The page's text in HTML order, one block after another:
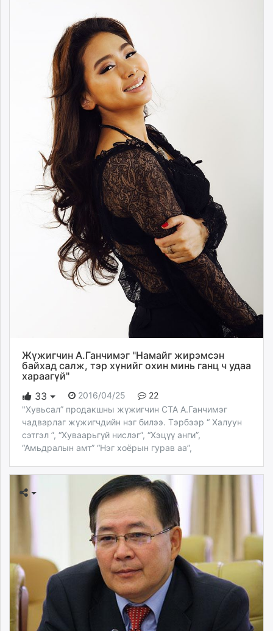
Жүжигчин А.Ганчимэг "Намайг жирэмсэн
байхад салж, тэр хүнийг охин минь ганц ч удаа
хараагүй"
33
2016/04/25
22
"Хувьсал” продакшны жүжигчин СТА А.Ганчимэг
чадварлаг жүжигчдийн нэг билээ. Тэрбээр “ Халуун
сэтгэл ”, “Хуваарьгүй нислэг”, “Хэцүү анги”,
“Амьдралын амт” “Нэг хоёрын гурав аа”,